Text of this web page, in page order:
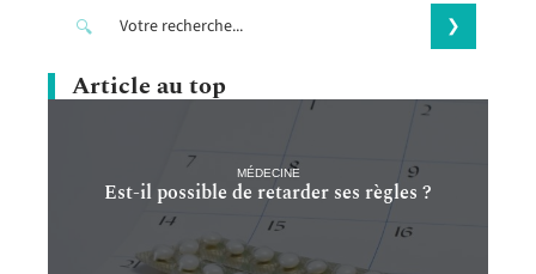
Article au top
MÉDECINE
Est-il possible de retarder ses règles ?